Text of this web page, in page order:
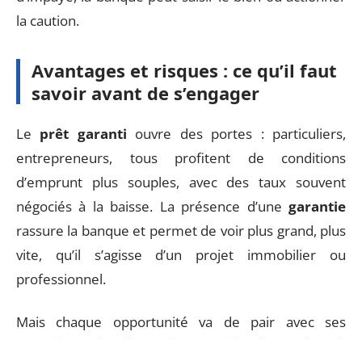
la caution.
Avantages et risques : ce qu’il faut
savoir avant de s’engager
Le prêt garanti ouvre des portes : particuliers,
entrepreneurs, tous profitent de conditions
d’emprunt plus souples, avec des taux souvent
négociés à la baisse. La présence d’une garantie
rassure la banque et permet de voir plus grand, plus
vite, qu’il s’agisse d’un projet immobilier ou
professionnel.
Mais chaque opportunité va de pair avec ses